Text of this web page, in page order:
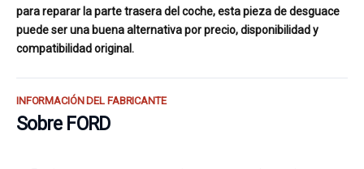
para reparar la parte trasera del coche, esta pieza de desguace
puede ser una buena alternativa por precio, disponibilidad y
compatibilidad original.
INFORMACIÓN DEL FABRICANTE
Sobre FORD